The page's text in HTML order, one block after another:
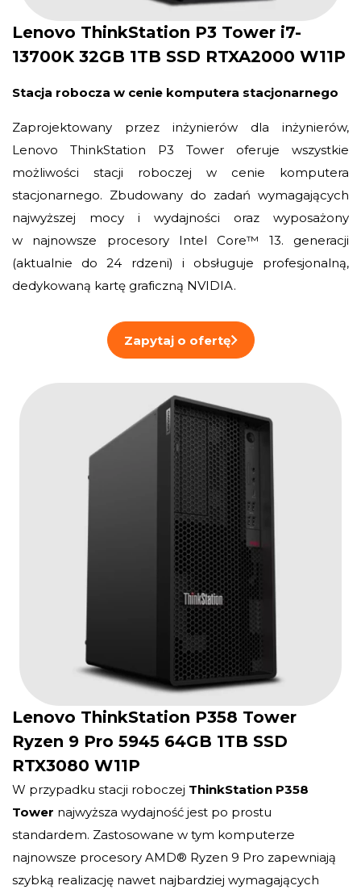
Lenovo ThinkStation P3 Tower i7-
13700K 32GB 1TB SSD RTXA2000 W11P
Stacja robocza w cenie komputera stacjonarnego
Zaprojektowany przez inżynierów dla inżynierów,
Lenovo ThinkStation P3 Tower oferuje wszystkie
możliwości stacji roboczej w cenie komputera
stacjonarnego. Zbudowany do zadań wymagających
najwyższej mocy i wydajności oraz wyposażony
w najnowsze procesory Intel Core™ 13. generacji
(aktualnie do 24 rdzeni) i obsługuje profesjonalną,
dedykowaną kartę graficzną NVIDIA.
Zapytaj o ofertę
Lenovo ThinkStation P358 Tower
Ryzen 9 Pro 5945 64GB 1TB SSD
RTX3080 W11P
W przypadku stacji roboczej ThinkStation P358
Tower najwyższa wydajność jest po prostu
standardem. Zastosowane w tym komputerze
najnowsze procesory AMD® Ryzen 9 Pro zapewniają
szybką realizację nawet najbardziej wymagających